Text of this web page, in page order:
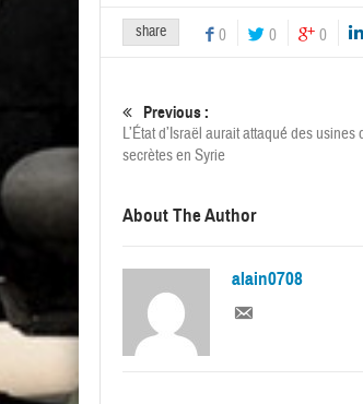
share 0 0 0
Previous :
L’État d’Israël aurait attaqué des
secrètes en Syrie
About The Author
alain0708